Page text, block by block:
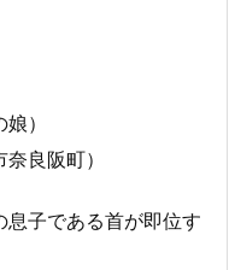
）
良阪町）
子である首が即位す